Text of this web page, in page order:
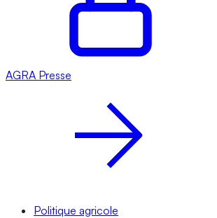
AGRA Presse
Politique agricole